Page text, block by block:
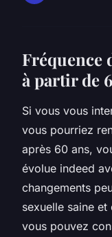
Fréquence
à partir de
Si vous vous
vous pourriez
après 60 ans,
évolue indeed
changements
sexuelle saine
vous pouvez